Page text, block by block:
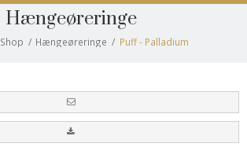
Hængeøreringe
Shop / Hængeøreringe / Puff - Palladium